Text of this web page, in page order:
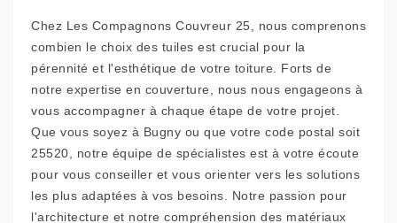
Chez Les Compagnons Couvreur 25, nous comprenons
combien le choix des tuiles est crucial pour la
pérennité et l'esthétique de votre toiture. Forts de
notre expertise en couverture, nous nous engageons à
vous accompagner à chaque étape de votre projet.
Que vous soyez à Bugny ou que votre code postal soit
25520, notre équipe de spécialistes est à votre écoute
pour vous conseiller et vous orienter vers les solutions
les plus adaptées à vos besoins. Notre passion pour
l'architecture et notre compréhension des matériaux